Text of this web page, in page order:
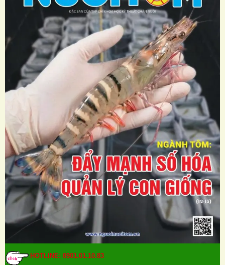
HOTLINE: 0901.01.10.83